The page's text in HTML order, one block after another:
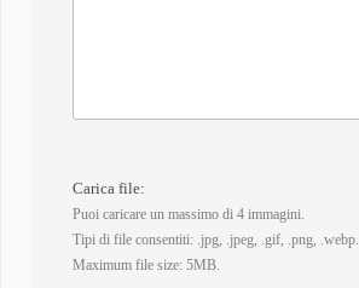
Carica file:
Puoi caricare un massimo di 4 immagini.
Tipi di file consentiti: .jpg, .jpeg, .gif, .png, .webp.
Maximum file size: 5MB.